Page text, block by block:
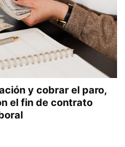
y cobrar el paro,
el fin de contrato